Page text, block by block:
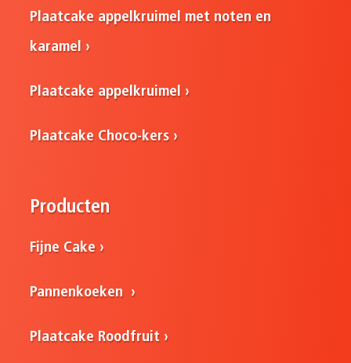
Plaatcake appelkruimel met noten en
karamel
Plaatcake appelkruimel
Plaatcake Choco-kers
Producten
Fijne Cake
Pannenkoeken
Plaatcake Roodfruit